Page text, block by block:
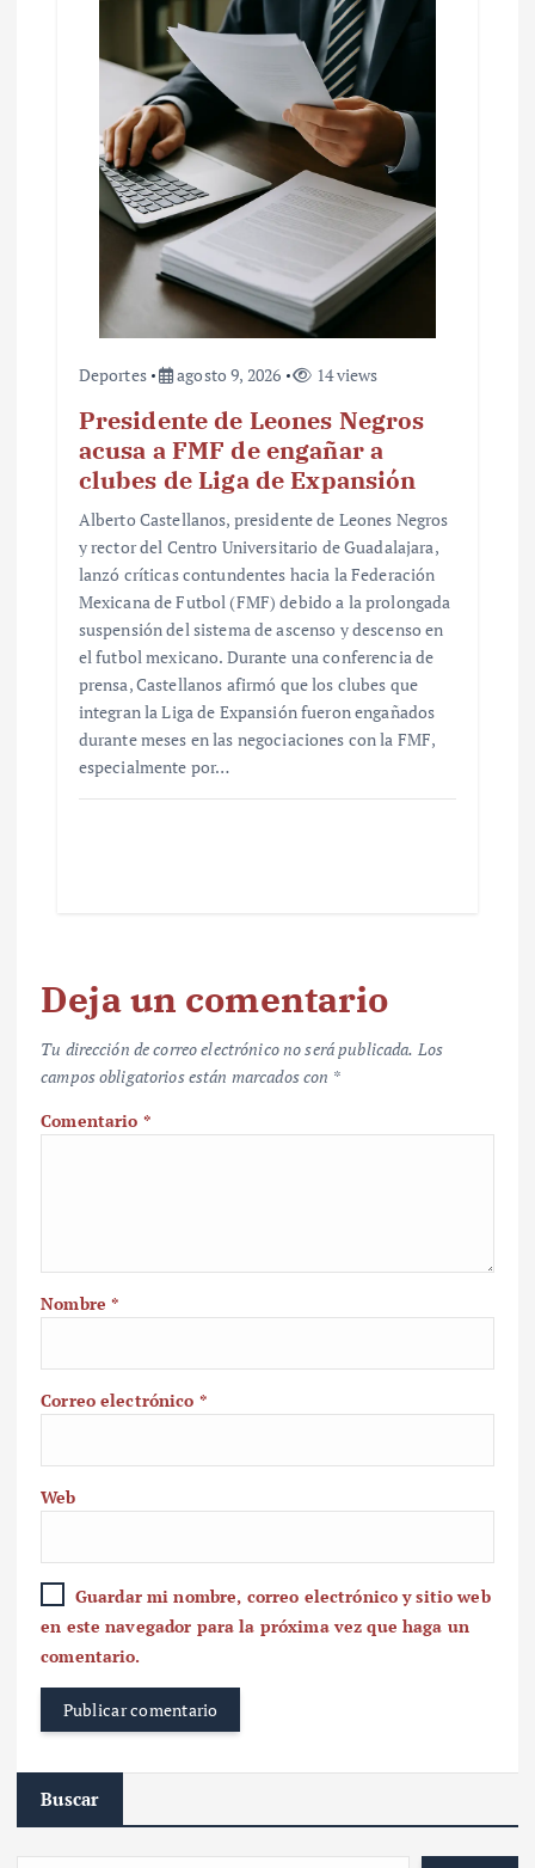
Deportes agosto 9, 2026 14 views
Presidente de Leones Negros
acusa a FMF de engañar a
clubes de Liga de Expansión
Alberto Castellanos, presidente de Leones Negros
y rector del Centro Universitario de Guadalajara,
lanzó críticas contundentes hacia la Federación
Mexicana de Futbol (FMF) debido a la prolongada
suspensión del sistema de ascenso y descenso en
el futbol mexicano. Durante una conferencia de
prensa, Castellanos afirmó que los clubes que
integran la Liga de Expansión fueron engañados
durante meses en las negociaciones con la FMF,
especialmente por…
Deja un comentario
Tu dirección de correo electrónico no será publicada. Los
campos obligatorios están marcados con *
Comentario *
Nombre*
Correo electrónico *
Web
Guardar mi nombre, correo electrónico y sitio web
en este navegador para la próxima vez que haga un
comentario.
Buscar